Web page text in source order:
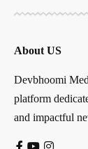
About US
Devbhoomi
platform
and impactful